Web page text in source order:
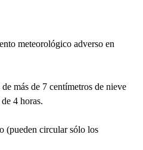
meteorológico adverso en
más de 7 centímetros de nieve
4 horas.
(pueden circular sólo los